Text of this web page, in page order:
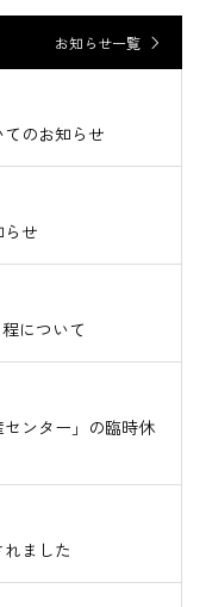
お知らせ一覧
のお知らせ
せ
について
ンター」の臨時休
ました